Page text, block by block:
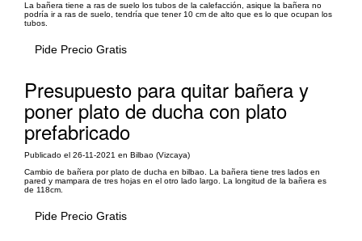
La bañera tiene a ras de suelo los tubos de la calefacción, asique la bañera no
podría ir a ras de suelo, tendría que tener 10 cm de alto que es lo que ocupan los
tubos.
Pide Precio Gratis
Presupuesto para quitar bañera y
poner plato de ducha con plato
prefabricado
Publicado el 26-11-2021 en Bilbao (Vizcaya)
Cambio de bañera por plato de ducha en bilbao. La bañera tiene tres lados en
pared y mampara de tres hojas en el otro lado largo. La longitud de la bañera es
de 118cm.
Pide Precio Gratis